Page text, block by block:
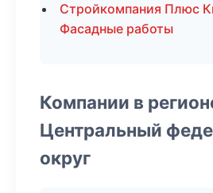
Стройкомпания Плюс
Фасадные работы
Компании в
Центральный
округ